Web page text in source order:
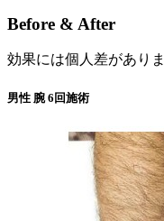
Before & After
効果には個人差があり
男性 腕 6回施術